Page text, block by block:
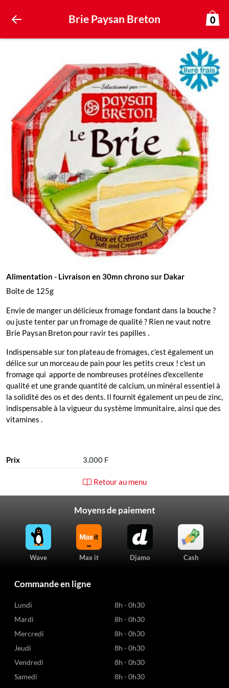
Brie Paysan Breton 0
Alimentation - Livraison en 30mn chrono sur Dakar
Boîte de 125g
Envie de manger un délicieux fromage fondant dans la bouche ?
ou juste tenter par un fromage de qualité ? Rien ne vaut notre
Brie Paysan Breton pour ravir tes papilles .
Indispensable sur ton plateau de fromages, c’est également un
délice sur un morceau de pain pour les petits creux ! c'est un
fromage qui apporte de nombreuses protéines d'excellente
qualité et une grande quantité de calcium, un minéral essentiel à
la solidité des os et des dents. Il fournit également un peu de zinc,
indispensable à la vigueur du système immunitaire, ainsi que des
vitamines .
Prix 3.000 F
Retour au menu
Moyens de paiement
Wave Max it Djamo Cash
Commande en ligne
Lundi
8h - 0h30
Mardi
8h - 0h30
Mercredi
8h - 0h30
Jeudi
8h - 0h30
Vendredi
8h - 0h30
Samedi
8h - 0h30